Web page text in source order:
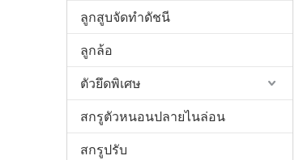
ลูกสูบจัดทำดัชนี
ลูกล้อ
ตัวยึดพิเศษ
สกรูตัวหนอนปลายไนล่อน
สกรูปรับ